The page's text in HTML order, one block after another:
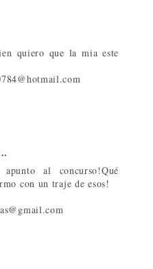
quiero que la mia este
al concurso!Qué
con un traje de esos!